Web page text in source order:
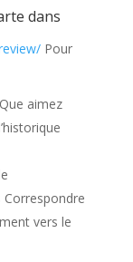
dans
Pour
aimez
vers le